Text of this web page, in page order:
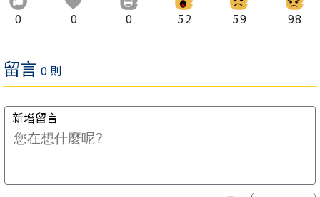
0 0 0 52 59 98